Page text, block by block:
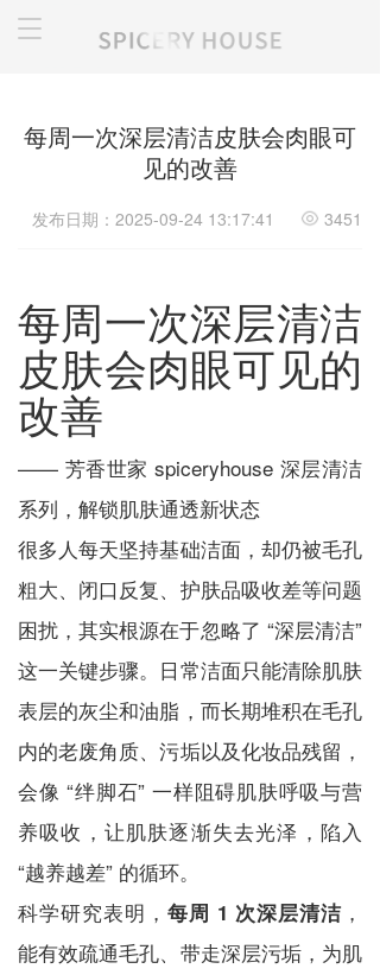
T
l
e
v
t
i
o
n
每周一次深层清洁皮肤会肉眼可
见的改善
发布日期：2025-09-24 13:17:41 3451
每周一次深层清洁
皮肤会肉眼可见的
改善
—— 芳香世家 spiceryhouse 深层清洁
系列，解锁肌肤通透新状态
很多人每天坚持基础洁面，却仍被毛孔
粗大、闭口反复、护肤品吸收差等问题
困扰，其实根源在于忽略了 “深层清洁”
这一关键步骤。日常洁面只能清除肌肤
表层的灰尘和油脂，而长期堆积在毛孔
内的老废角质、污垢以及化妆品残留，
会像 “绊脚石” 一样阻碍肌肤呼吸与营
养吸收，让肌肤逐渐失去光泽，陷入
“越养越差” 的循环。
科学研究表明， 每周 1 次深层清洁 ，
能有效疏通毛孔、带走深层污垢，为肌